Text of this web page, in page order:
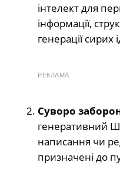
інтелект для
інформації,
генерації сирих
РЕКЛАМА
Суворо
генеративний
написання чи
призначені до